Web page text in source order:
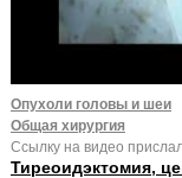
Опухоли головы и шеи
Общая хирургия
Ссылку на видео
Тиреоидэктомия,